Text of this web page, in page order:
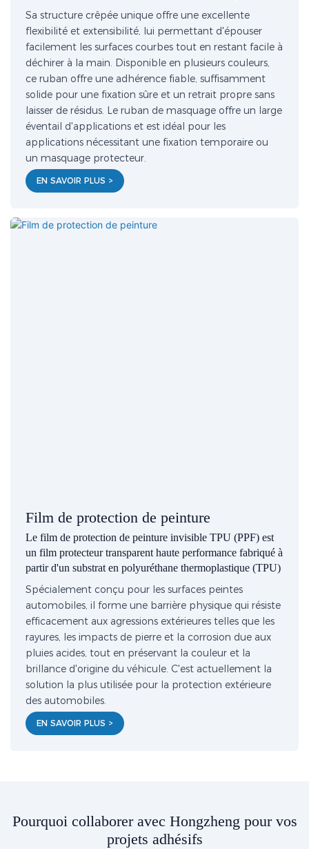
Sa structure crêpée unique offre une excellente
flexibilité et extensibilité, lui permettant d'épouser
facilement les surfaces courbes tout en restant facile à
déchirer à la main. Disponible en plusieurs couleurs,
ce ruban offre une adhérence fiable, suffisamment
solide pour une fixation sûre et un retrait propre sans
laisser de résidus. Le ruban de masquage offre un large
éventail d'applications et est idéal pour les
applications nécessitant une fixation temporaire ou
un masquage protecteur.
EN SAVOIR PLUS >
Film de protection de peinture
Le film de protection de peinture invisible TPU (PPF) est
un film protecteur transparent haute performance fabriqué à
partir d'un substrat en polyuréthane thermoplastique (TPU)
Spécialement conçu pour les surfaces peintes
automobiles, il forme une barrière physique qui résiste
efficacement aux agressions extérieures telles que les
rayures, les impacts de pierre et la corrosion due aux
pluies acides, tout en préservant la couleur et la
brillance d'origine du véhicule. C'est actuellement la
solution la plus utilisée pour la protection extérieure
des automobiles.
EN SAVOIR PLUS >
Pourquoi collaborer avec Hongzheng pour vos
projets adhésifs